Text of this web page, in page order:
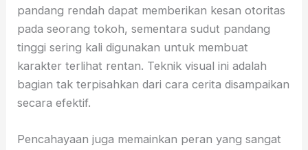
pandang rendah dapat memberikan kesan otoritas
pada seorang tokoh, sementara sudut pandang
tinggi sering kali digunakan untuk membuat
karakter terlihat rentan. Teknik visual ini adalah
bagian tak terpisahkan dari cara cerita disampaikan
secara efektif.
Pencahayaan juga memainkan peran yang sangat